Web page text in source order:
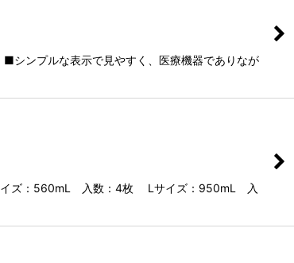
シンプルな表示で見やすく、医療機器でありなが
サイズ：560mL 入数：4枚 Lサイズ：950mL 入